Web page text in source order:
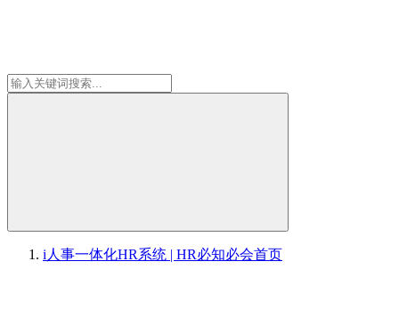
i人事一体化HR系统 | HR必知必会首页